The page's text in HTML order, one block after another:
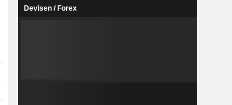
Devisen / Forex